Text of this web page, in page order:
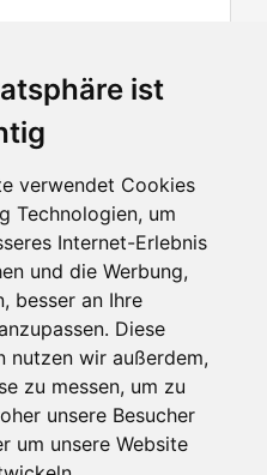
ist
verwendet Cookies
Technologien, um
Internet-Erlebnis
und die Werbung,
besser an Ihre
Diese
nutzen wir außerdem,
zu messen, um zu
unsere Besucher
um unsere Website
Business Partners
Investors
Media